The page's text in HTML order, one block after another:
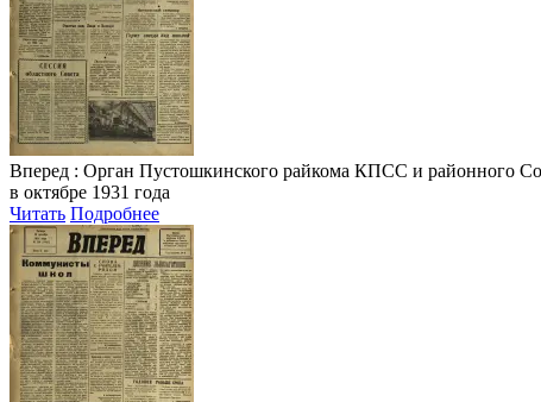
Вперед : Орган Пустошкинского райкома КПСС и районного
в октябре 1931 года
Читать Подробнее